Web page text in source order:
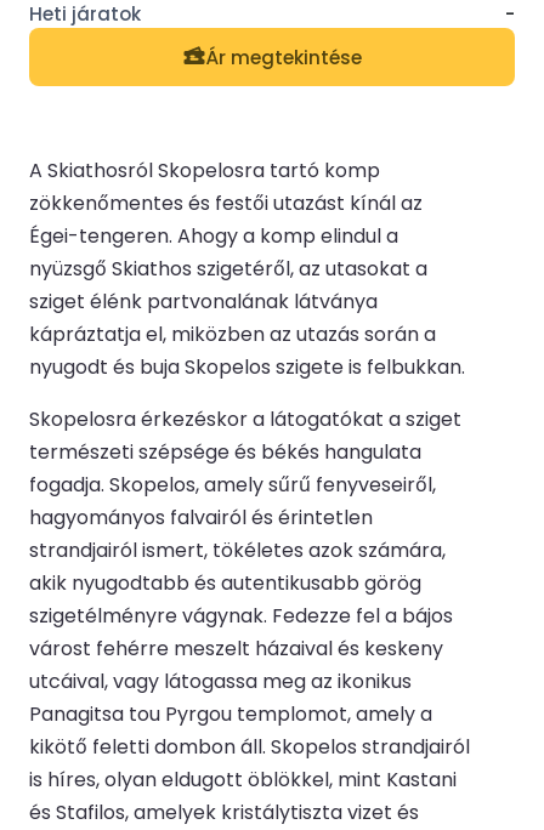
-
Ár megtekintése
A Skiathosról Skopelosra tartó komp
zökkenőmentes és festői utazást kínál az
Égei-tengeren. Ahogy a komp elindul a
nyüzsgő Skiathos szigetéről, az utasokat a
sziget élénk partvonalának látványa
kápráztatja el, miközben az utazás során a
nyugodt és buja Skopelos szigete is felbukkan.
Skopelosra érkezéskor a látogatókat a sziget
természeti szépsége és békés hangulata
fogadja. Skopelos, amely sűrű fenyveseiről,
hagyományos falvairól és érintetlen
strandjairól ismert, tökéletes azok számára,
akik nyugodtabb és autentikusabb görög
szigetélményre vágynak. Fedezze fel a bájos
várost fehérre meszelt házaival és keskeny
utcáival, vagy látogassa meg az ikonikus
Panagitsa tou Pyrgou templomot, amely a
kikötő feletti dombon áll. Skopelos strandjairól
is híres, olyan eldugott öblökkel, mint Kastani
és Stafilos, amelyek kristálytiszta vizet és